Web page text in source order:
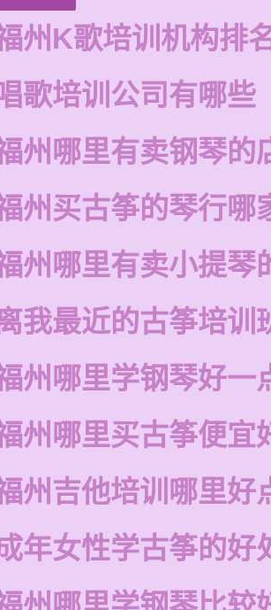
州K歌培训机构排
歌培训公司有哪些
州哪里有卖钢琴的
州买古筝的琴行哪
州哪里有卖小提琴
我最近的古筝培训
州哪里学钢琴好一
州哪里买古筝便宜
州吉他培训哪里好
年女性学古筝的好